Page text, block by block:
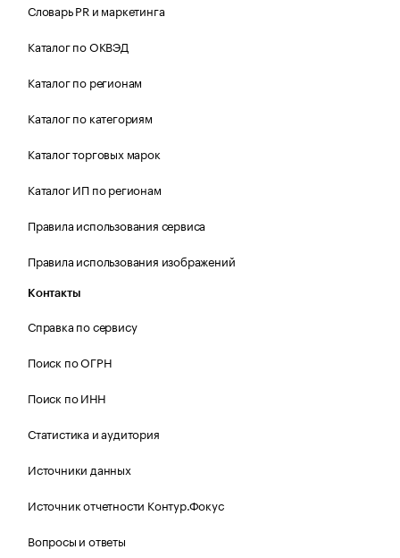
Словарь PR и маркетинга
Каталог по ОКВЭД
Каталог по регионам
Каталог по категориям
Каталог торговых марок
Каталог ИП по регионам
Правила использования сервиса
Правила использования изображений
Контакты
Справка по сервису
Поиск по ОГРН
Поиск по ИНН
Статистика и аудитория
Источники данных
Источник отчетности Контур.Фокус
Вопросы и ответы